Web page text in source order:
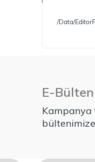
/Data/
E-
Kampanya